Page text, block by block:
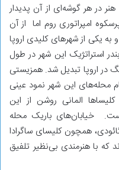
در هر گوشه‌ای از آن پدیدار
امپراتوری روم اما از آن
به یکی از شهرهای کلیدی اروپا
استراتژیک این شهر در طول
در اروپا تبدیل شد. همزیستی
محله‌های این شهر نمود عینی
المانی روشن از این
خیابان‌های باریک محله
همچون کلیسای ساگرادا
که با هنرمندی بی‌نظیر تلفیق